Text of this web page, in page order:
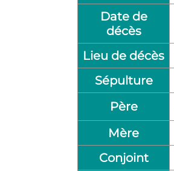
Date de
décès
Lieu de décès
Sépulture
Père
Mère
Conjoint